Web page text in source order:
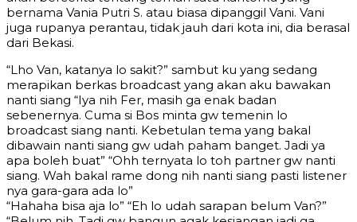
bernama Vania Putri S. atau biasa dipanggil Vani. Vani
juga rupanya perantau, tidak jauh dari kota ini, dia berasal
dari Bekasi.
“Lho Van, katanya lo sakit?” sambut ku yang sedang
merapikan berkas broadcast yang akan aku bawakan
nanti siang “Iya nih Fer, masih ga enak badan
sebenernya. Cuma si Bos minta gw temenin lo
broadcast siang nanti. Kebetulan tema yang bakal
dibawain nanti siang gw udah paham banget. Jadi ya
apa boleh buat” “Ohh ternyata lo toh partner gw nanti
siang. Wah bakal rame dong nih nanti siang pasti listener
nya gara-gara ada lo”
“Hahaha bisa aja lo” “Eh lo udah sarapan belum Van?”